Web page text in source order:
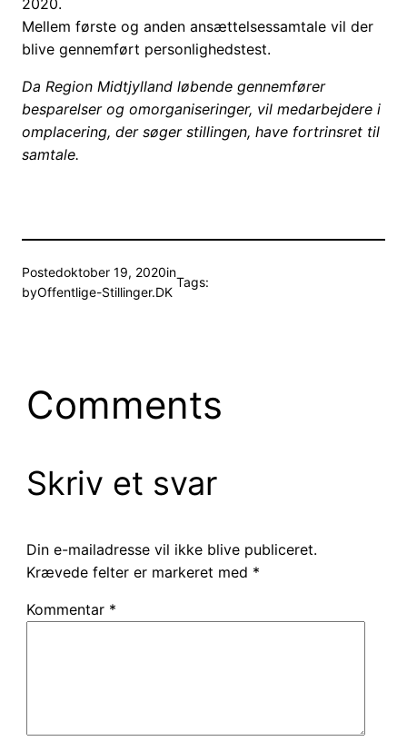
2020.
Mellem første og anden ansættelsessamtale vil der
blive gennemført personlighedstest.
Da Region Midtjylland løbende gennemfører
besparelser og omorganiseringer, vil medarbejdere i
omplacering, der søger stillingen, have fortrinsret til
samtale.
Postedoktober 19, 2020in
byOffentlige-Stillinger.DK
Tags:
Comments
Skriv et svar
Din e-mailadresse vil ikke blive publiceret.
Krævede felter er markeret med *
Kommentar *